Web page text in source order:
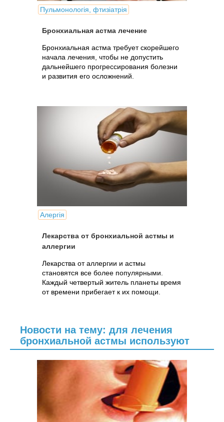
Пульмонологія, фтизіатрія
Бронхиальная астма лечение
Бронхиальная астма требует скорейшего
начала лечения, чтобы не допустить
дальнейшего прогрессирования болезни
и развития его осложнений.
Алергія
Лекарства от бронхиальной астмы и
аллергии
Лекарства от аллергии и астмы
становятся все более популярными.
Каждый четвертый житель планеты время
от времени прибегает к их помощи.
Новости на тему: для лечения
бронхиальной астмы используют